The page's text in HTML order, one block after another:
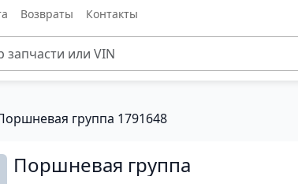
Возвраты Контакты
группа 1791648
Поршневая группа